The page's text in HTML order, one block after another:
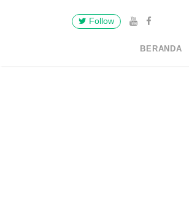
Follow
BERANDA